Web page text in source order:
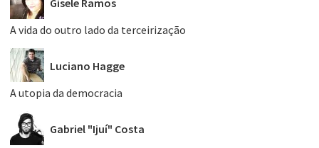
A vida do outro lado da terceirização
Luciano Hagge
A utopia da democracia
Gabriel "Ijuí" Costa